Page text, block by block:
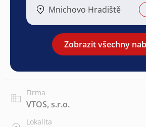
Mnichovo Hradiště
Zobrazit všechny
Firma
VTOS, s.r.o.
Lokalita